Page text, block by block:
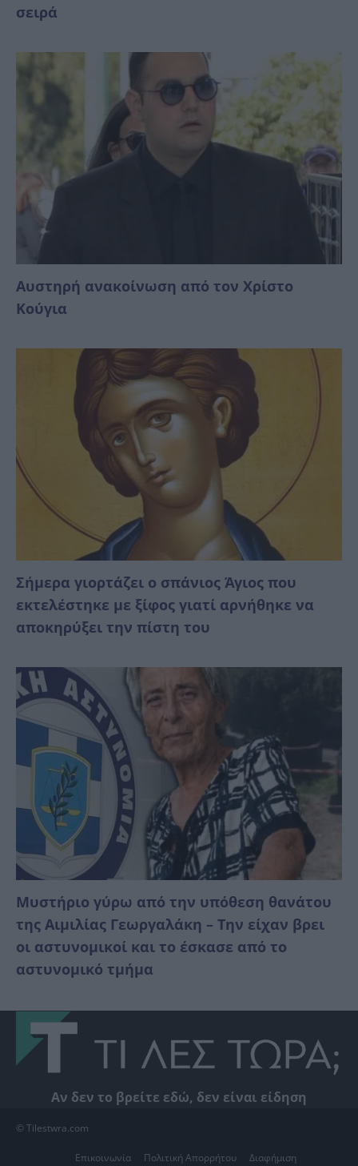
σειρά
Αυστηρή ανακοίνωση από τον Χρίστο
Κούγια
Σήμερα γιορτάζει ο σπάνιος Άγιος που
εκτελέστηκε με ξίφος γιατί αρνήθηκε να
αποκηρύξει την πίστη του
Mυστήριο γύρω από την υπόθεση θανάτου
της Αιμιλίας Γεωργαλάκη – Την είχαν βρει
οι αστυνομικοί και το έσκασε από το
αστυνομικό τμήμα
Αν δεν το βρείτε εδώ, δεν είναι είδηση
© Tilestwra.com
Επικοινωνία Πολιτική Απορρήτου Διαφήμιση